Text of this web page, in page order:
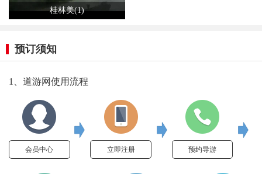
桂林美(1)
预订须知
1、道游网使用流程
会员中心 立即注册 预约导游